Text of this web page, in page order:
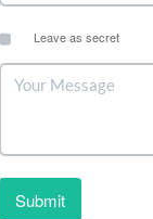
Leave as secret
Submit